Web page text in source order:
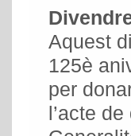
Aquest
125è
per
l’acte